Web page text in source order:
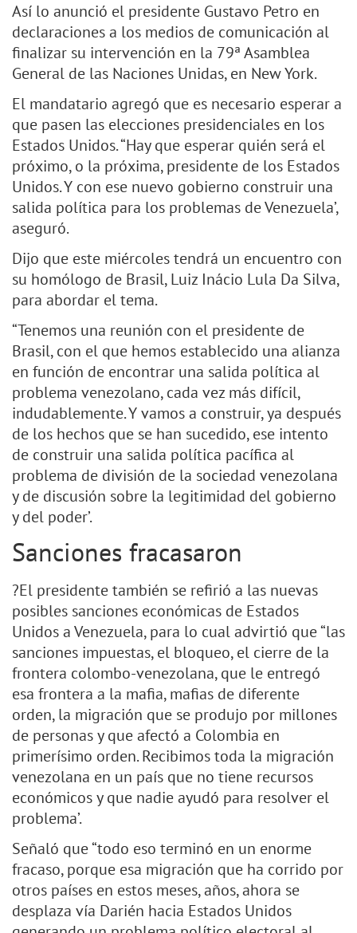
Así lo anunció el presidente Gustavo Petro en
declaraciones a los medios de comunicación al
finalizar su intervención en la 79ª Asamblea
General de las Naciones Unidas, en New York.
El mandatario agregó que es necesario esperar a
que pasen las elecciones presidenciales en los
Estados Unidos. “Hay que esperar quién será el
próximo, o la próxima, presidente de los Estados
Unidos. Y con ese nuevo gobierno construir una
salida política para los problemas de Venezuela’,
aseguró.
Dijo que este miércoles tendrá un encuentro con
su homólogo de Brasil, Luiz Inácio Lula Da Silva,
para abordar el tema.
“Tenemos una reunión con el presidente de
Brasil, con el que hemos establecido una alianza
en función de encontrar una salida política al
problema venezolano, cada vez más difícil,
indudablemente. Y vamos a construir, ya después
de los hechos que se han sucedido, ese intento
de construir una salida política pacífica al
problema de división de la sociedad venezolana
y de discusión sobre la legitimidad del gobierno
y del poder’.
Sanciones fracasaron
?El presidente también se refirió a las nuevas
posibles sanciones económicas de Estados
Unidos a Venezuela, para lo cual advirtió que “las
sanciones impuestas, el bloqueo, el cierre de la
frontera colombo-venezolana, que le entregó
esa frontera a la mafia, mafias de diferente
orden, la migración que se produjo por millones
de personas y que afectó a Colombia en
primerísimo orden. Recibimos toda la migración
venezolana en un país que no tiene recursos
económicos y que nadie ayudó para resolver el
problema’.
Señaló que “todo eso terminó en un enorme
fracaso, porque esa migración que ha corrido por
otros países en estos meses, años, ahora se
desplaza vía Darién hacia Estados Unidos